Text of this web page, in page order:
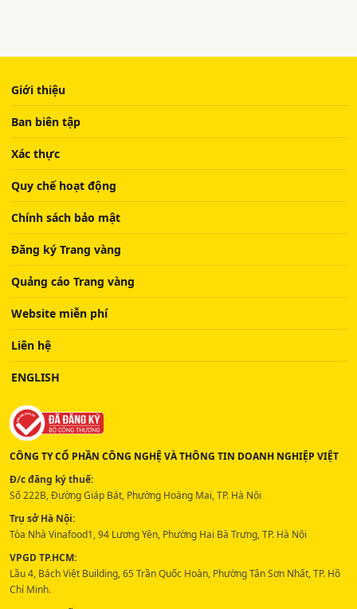
Giới thiệu
Ban biên tập
Xác thực
Quy chế hoạt động
Chính sách bảo mật
Đăng ký Trang vàng
Quảng cáo Trang vàng
Website miễn phí
Liên hệ
ENGLISH
CÔNG TY CỔ PHẦN CÔNG NGHỆ VÀ THÔNG TIN DOANH NGHIỆP VIỆT
Đ/c đăng ký thuế:
Số 222B, Đường Giáp Bát, Phường Hoàng Mai, TP. Hà Nội
Trụ sở Hà Nội:
Tòa Nhà Vinafood1, 94 Lương Yên, Phường Hai Bà Trưng, TP. Hà Nội
VPGD TP.HCM:
Lầu 4, Bách Việt Building, 65 Trần Quốc Hoàn, Phường Tân Sơn Nhất, TP. Hồ
Chí Minh.